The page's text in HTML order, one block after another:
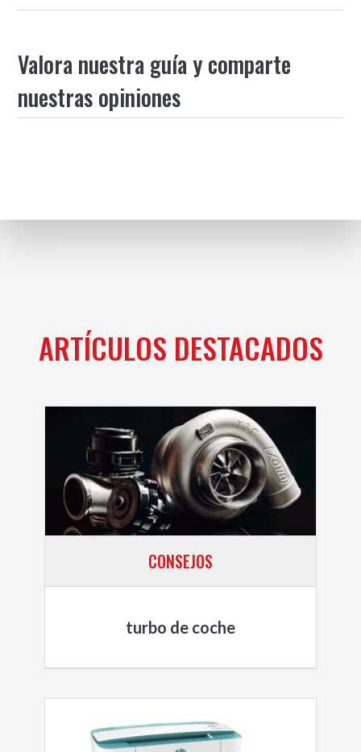
Valora nuestra guía y comparte
nuestras opiniones
ARTÍCULOS DESTACADOS
CONSEJOS
turbo de coche